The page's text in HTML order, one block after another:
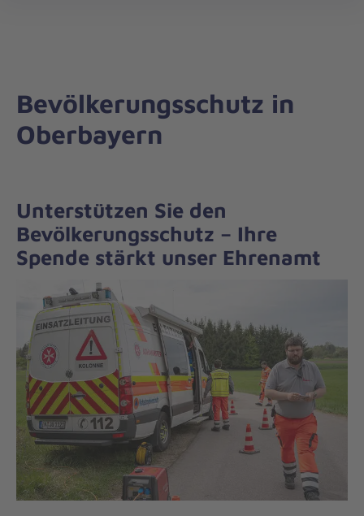
zum
Bevölkerungsschutz in
Oberbayern
Unterstützen Sie den
Bevölkerungsschutz – Ihre
Spende stärkt unser Ehrenamt